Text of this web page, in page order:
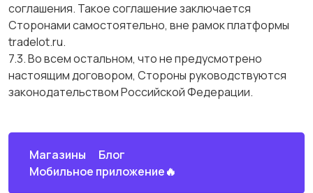
соглашения. Такое соглашение заключается
Сторонами самостоятельно, вне рамок платформы
tradelot.ru.
7.3. Во всем остальном, что не предусмотрено
настоящим договором, Стороны руководствуются
законодательством Российской Федерации.
Магазины
Блог
Мобильное приложение🔥